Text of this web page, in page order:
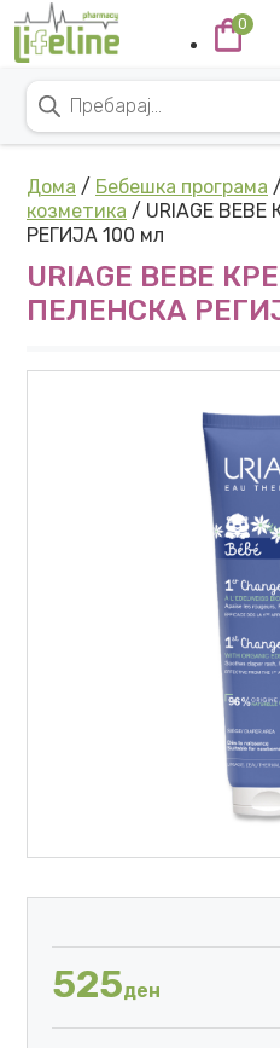
Skip to content
Main Navigation
0
Дома / Бебешка програма /
козметика / URIAGE
РЕГИЈА 100 мл
URIAGE BEBE
ПЕЛЕНСКА
525ден